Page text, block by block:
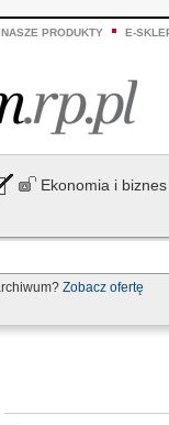
PRODUKTY E-
Ekonomia i biznes
Zobacz ofertę